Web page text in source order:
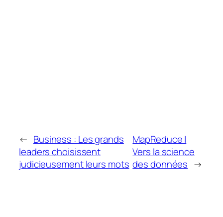
← Business : Les grands
leaders choisissent
judicieusement leurs mots
MapReduce |
Vers la science
des données →